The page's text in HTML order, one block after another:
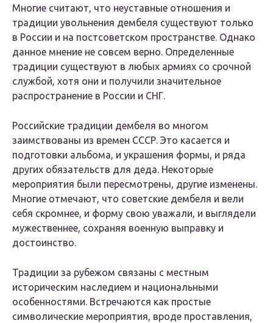
Многие считают, что неуставные отношения и
традиции увольнения дембеля существуют только
в России и на постсоветском пространстве. Однако
данное мнение не совсем верно. Определенные
традиции существуют в любых армиях со срочной
службой, хотя они и получили значительное
распространение в России и СНГ.
Российские традиции дембеля во многом
заимствованы из времен СССР. Это касается и
подготовки альбома, и украшения формы, и ряда
других обязательств для деда. Некоторые
мероприятия были пересмотрены, другие изменены.
Многие отмечают, что советские дембеля и вели
себя скромнее, и форму свою уважали, и выглядели
мужественнее, сохраняя военную выправку и
достоинство.
Традиции за рубежом связаны с местным
историческим наследием и национальными
особенностями. Встречаются как простые
символические мероприятия, вроде проставления,